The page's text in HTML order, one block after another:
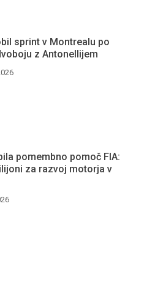
sprint v Montrealu po
z Antonellijem
pomembno pomoč FIA:
za razvoj motorja v